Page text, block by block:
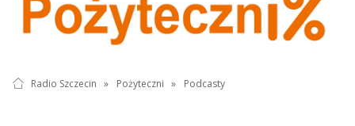
Radio Szczecin » Pożyteczni » Podcasty